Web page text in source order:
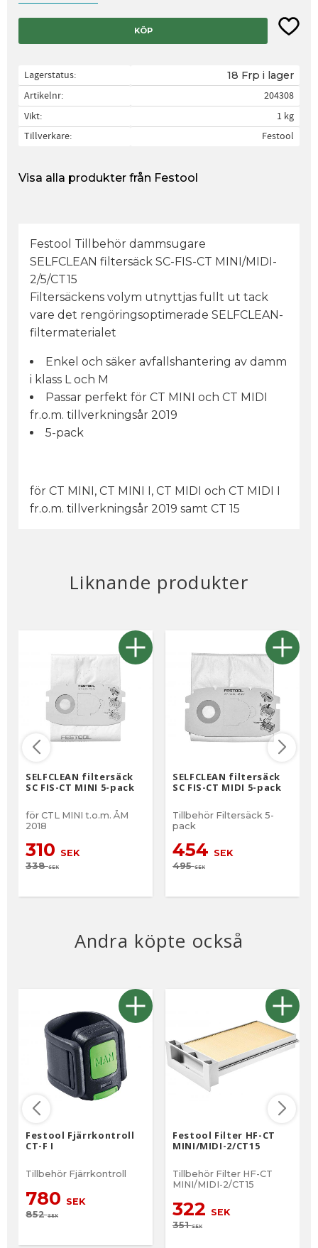
KÖP Lägg
Lagerstatus 18 Frp i lager
Artikelnr
204308
Vikt
1 kg
Tillverkare
Festool
Visa alla produkter från Festool
Festool Tillbehör dammsugare
SELFCLEAN filtersäck SC-FIS-CT MINI/MIDI-
2/5/CT15
Filtersäckens volym utnyttjas fullt ut tack
vare det rengöringsoptimerade SELFCLEAN-
filtermaterialet
Enkel och säker avfallshantering av damm
i klass L och M
Passar perfekt för CT MINI och CT MIDI
fr.o.m. tillverkningsår 2019
5-pack
för CT MINI, CT MINI I, CT MIDI och CT MIDI I
fr.o.m. tillverkningsår 2019 samt CT 15
Liknande produkter
SELFCLEAN filtersäck
SC FIS-CT MINI 5-pack
för CTL MINI t.o.m. ÅM
2018
310 SEK
338SEK
SELFCLEAN filtersäck
SC FIS-CT MIDI 5-pack
Tillbehör Filtersäck 5-
pack
454 SEK
495SEK
Andra köpte också
Festool Fjärrkontroll
CT-F I
Tillbehör Fjärrkontroll
780 SEK
852SEK
Festool Filter HF-CT
MINI/MIDI-2/CT15
Tillbehör Filter HF-CT
MINI/MIDI-2/CT15
322 SEK
351SEK